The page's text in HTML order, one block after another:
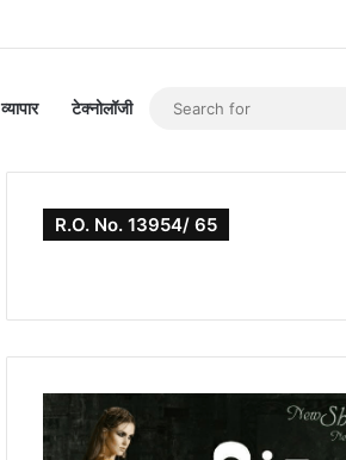
व्यापार टेक्नोलॉजी
R.O. No. 13954/ 65